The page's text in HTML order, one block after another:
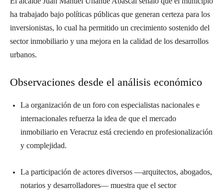
ha trabajado bajo políticas públicas que generan certeza para los
inversionistas, lo cual ha permitido un crecimiento sostenido del
sector inmobiliario y una mejora en la calidad de los desarrollos
urbanos.
Observaciones desde el análisis económico
La organización de un foro con especialistas nacionales e
internacionales refuerza la idea de que el mercado
inmobiliario en Veracruz está creciendo en profesionalización
y complejidad.
La participación de actores diversos —arquitectos, abogados,
notarios y desarrolladores— muestra que el sector